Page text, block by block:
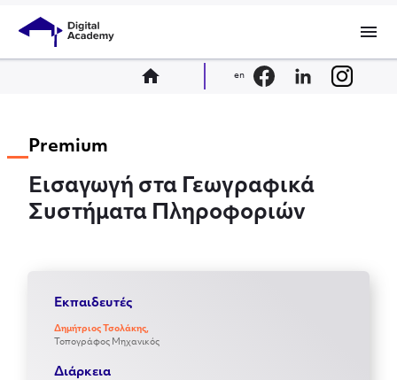
menu
home en
Premium
Εισαγωγή στα Γεωγραφικά
Συστήματα Πληροφοριών
Εκπαιδευτές
Δημήτριος Τσολάκης,
Τοπογράφος Μηχανικός
Διάρκεια